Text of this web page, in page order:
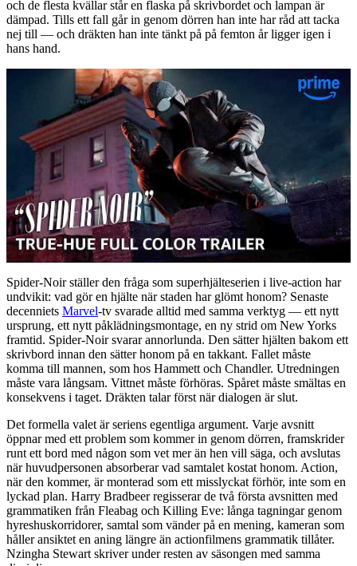
och de flesta kvällar står en flaska på skrivbordet och lampan är
dämpad. Tills ett fall går in genom dörren han inte har råd att tacka
nej till — och dräkten han inte tänkt på på femton år ligger igen i
hans hand.
Spider-Noir ställer den fråga som superhjälteserien i live-action har
undvikit: vad gör en hjälte när staden har glömt honom? Senaste
decenniets Marvel-tv svarade alltid med samma verktyg — ett nytt
ursprung, ett nytt påklädningsmontage, en ny strid om New Yorks
framtid. Spider-Noir svarar annorlunda. Den sätter hjälten bakom ett
skrivbord innan den sätter honom på en takkant. Fallet måste
komma till mannen, som hos Hammett och Chandler. Utredningen
måste vara långsam. Vittnet måste förhöras. Spåret måste smältas en
konsekvens i taget. Dräkten talar först när dialogen är slut.
Det formella valet är seriens egentliga argument. Varje avsnitt
öppnar med ett problem som kommer in genom dörren, framskrider
runt ett bord med någon som vet mer än hen vill säga, och avslutas
när huvudpersonen absorberar vad samtalet kostat honom. Action,
när den kommer, är monterad som ett misslyckat förhör, inte som en
lyckad plan. Harry Bradbeer regisserar de två första avsnitten med
grammatiken från Fleabag och Killing Eve: långa tagningar genom
hyreshuskorridorer, samtal som vänder på en mening, kameran som
håller ansiktet en aning längre än actionfilmens grammatik tillåter.
Nzingha Stewart skriver under resten av säsongen med samma